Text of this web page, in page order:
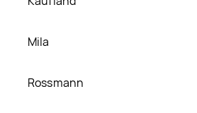
Mila
Rossmann